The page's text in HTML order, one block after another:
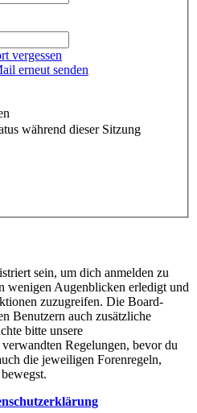
vergessen
erneut senden
während dieser Sitzung
sein, um dich anmelden zu
wenigen Augenblicken erledigt und
zuzugreifen. Die Board-
Benutzern auch zusätzliche
bitte unsere
Regelungen, bevor du
die jeweiligen Forenregeln,